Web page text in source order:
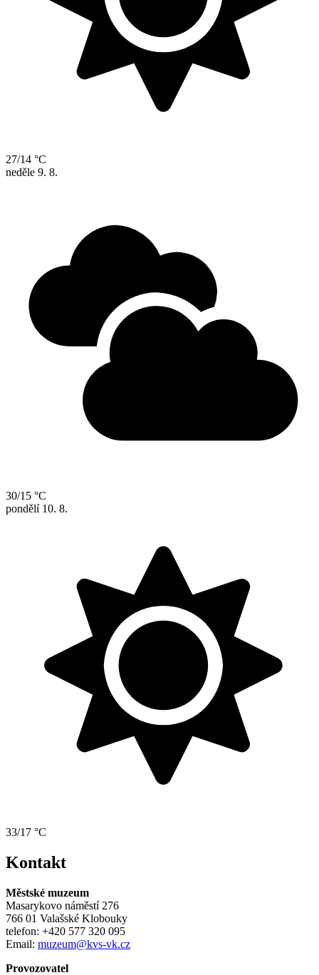
27/14 °C
neděle 9. 8.
30/15 °C
pondělí 10. 8.
33/17 °C
Kontakt
Městské muzeum
Masarykovo náměstí 276
766 01 Valašské Klobouky
telefon: +420 577 320 095
Email: muzeum@kvs-vk.cz
Provozovatel